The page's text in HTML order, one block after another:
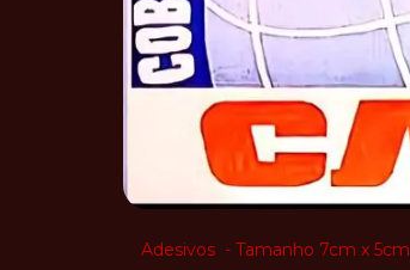
Adesivos - Tamanho 7cm x 5cm